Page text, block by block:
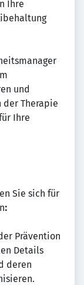
Ihre
und
der Therapie
Ihre
Sie sich für
:
Prävention
Details
deren